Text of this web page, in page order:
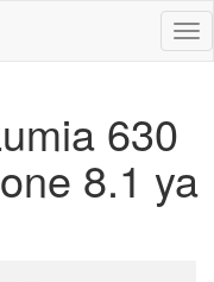
630
8.1 ya